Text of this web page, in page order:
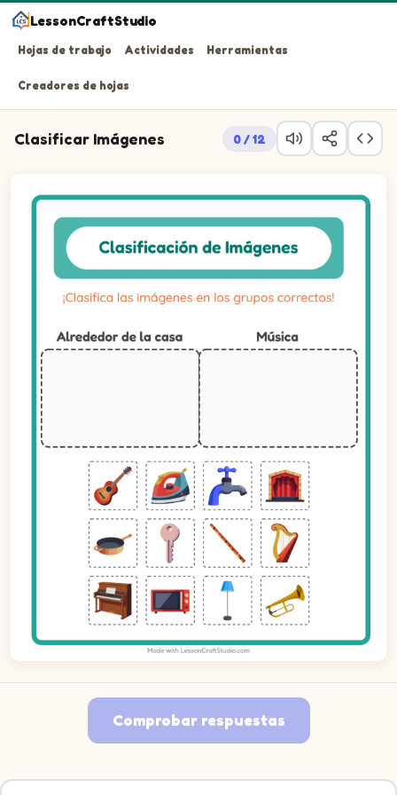
LessonCraftStudio
Hojas de trabajo Actividades Herramientas
Creadores de hojas
Clasificar Imágenes 0 / 12
Comprobar respuestas
Imagen 1: Guitarra. Decide a qué grupo pertenece.